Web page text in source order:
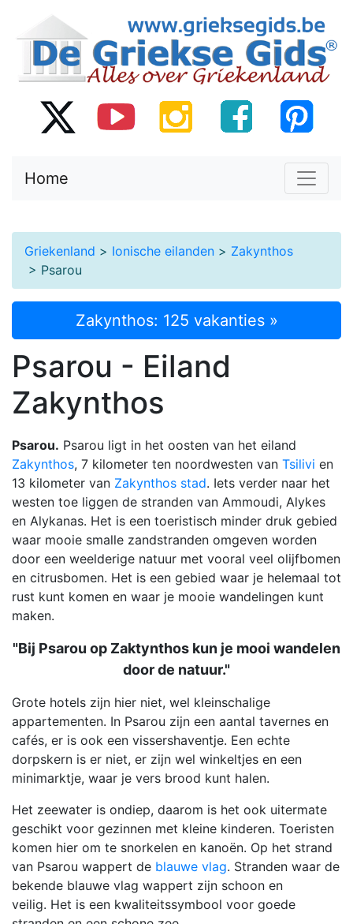
Home
Griekenland > Ionische eilanden > Zakynthos
> Psarou
Zakynthos: 125 vakanties »
Psarou - Eiland
Zakynthos
Psarou. Psarou ligt in het oosten van het eiland
Zakynthos, 7 kilometer ten noordwesten van Tsilivi en
13 kilometer van Zakynthos stad. Iets verder naar het
westen toe liggen de stranden van Ammoudi, Alykes
en Alykanas. Het is een toeristisch minder druk gebied
waar mooie smalle zandstranden omgeven worden
door een weelderige natuur met vooral veel olijfbomen
en citrusbomen. Het is een gebied waar je helemaal tot
rust kunt komen en waar je mooie wandelingen kunt
maken.
"Bij Psarou op Zaktynthos kun je mooi wandelen
door de natuur."
Grote hotels zijn hier niet, wel kleinschalige
appartementen. In Psarou zijn een aantal tavernes en
cafés, er is ook een vissershaventje. Een echte
dorpskern is er niet, er zijn wel winkeltjes en een
minimarktje, waar je vers brood kunt halen.
Het zeewater is ondiep, daarom is het ook uitermate
geschikt voor gezinnen met kleine kinderen. Toeristen
komen hier om te snorkelen en kanoën. Op het strand
van Psarou wappert de blauwe vlag. Stranden waar de
bekende blauwe vlag wappert zijn schoon en
veilig. Het is een kwaliteitssymbool voor goede